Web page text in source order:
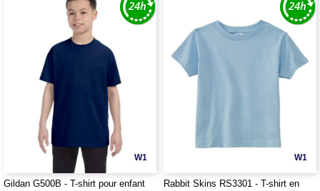
W1
Gildan G500B - T-shirt pour enfant
W1
Rabbit Skins RS3301 - T-shirt en